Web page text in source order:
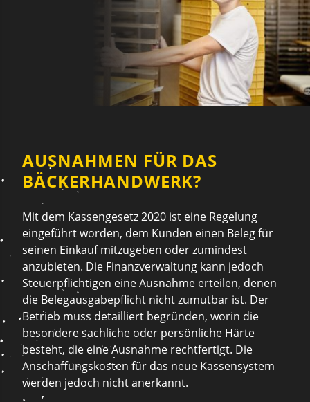
AUSNAHMEN FÜR DAS
BÄCKERHANDWERK?
Mit dem Kassengesetz 2020 ist eine Regelung
eingeführt worden, dem Kunden einen Beleg für
seinen Einkauf mitzugeben oder zumindest
anzubieten. Die Finanzverwaltung kann jedoch
Steuerpflichtigen eine Ausnahme erteilen, denen
die Belegausgabepflicht nicht zumutbar ist. Der
Betrieb muss detailliert begründen, worin die
besondere sachliche oder persönliche Härte
besteht, die eine Ausnahme rechtfertigt. Die
Anschaffungskosten für das neue Kassensystem
werden jedoch nicht anerkannt.